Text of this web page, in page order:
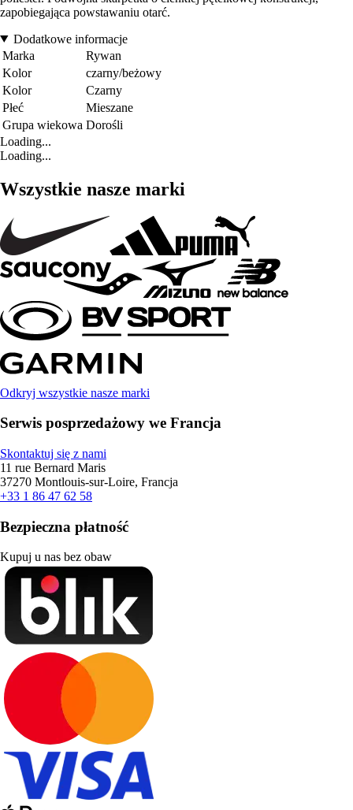
zapobiegająca powstawaniu otarć.
Dodatkowe informacje
Marka
Rywan
Kolor
czarny/beżowy
Kolor
Czarny
Płeć
Mieszane
Grupa wiekowa Dorośli
Loading...
Loading...
Wszystkie nasze marki
Odkryj wszystkie nasze marki
Serwis posprzedażowy we Francja
Skontaktuj się z nami
11 rue Bernard Maris
37270 Montlouis-sur-Loire, Francja
+33 1 86 47 62 58
Bezpieczna płatność
Kupuj u nas bez obaw